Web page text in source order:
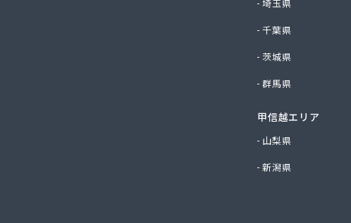
埼玉県
千葉県
茨城県
群馬県
甲信越エリア
山梨県
新潟県